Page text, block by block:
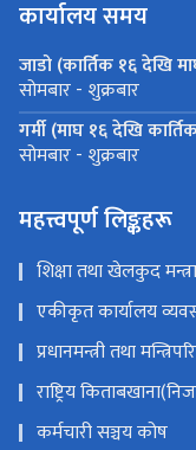
कार्यालय समय
जाडो (कार्तिक १६ देखि
सोमबार - शुक्रबार
गर्मी (माघ १६ देखि
सोमबार - शुक्रबार
महत्त्वपूर्ण लिङ्कहरू
शिक्षा तथा खेलकुद
एकीकृत कार्यालय
प्रधानमन्त्री तथा
राष्ट्रिय
कर्मचारी सञ्चय कोष